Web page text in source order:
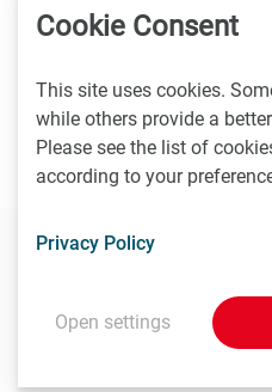
neue Anwendungen. Wir
gemeinsam zu gehen.“
Weitere Informationen:
Cookie Consent
This site uses cookies.
while others provide a
Please see the list of
according to your
Privacy Policy
Open settings